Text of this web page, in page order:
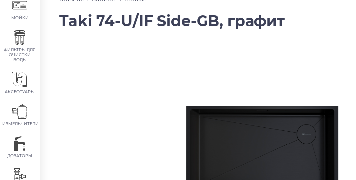
МОЙКИ
ФИЛЬТРЫ ДЛЯ
ОЧИСТКИ
ВОДЫ
АКСЕССУАРЫ
ИЗМЕЛЬЧИТЕЛИ
ДОЗАТОРЫ
Taki 74-U/IF Side-GB, графит